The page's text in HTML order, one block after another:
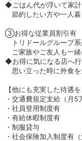
◆ごはん代が浮いて家計
節約したい方や一人暮
③お得な従業員割引有
トリドールグループ系
ご家族やご友人も一緒
◆お得に気になる店へ行
思い立った時に外食を
【他にも充実した待遇を
・交通費規定支給（月5
・社員登用制度有
・有給休暇制度有
・制服貸与
・社会保険加入制度有（